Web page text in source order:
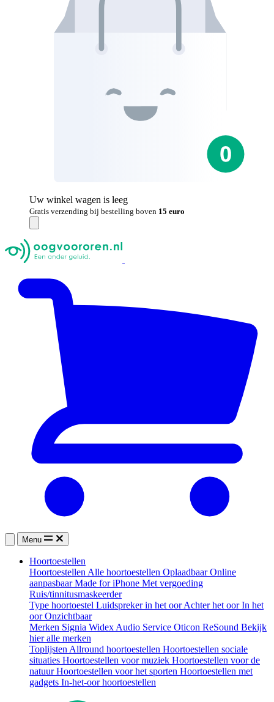
Uw winkel wagen is leeg
Gratis verzending bij bestelling boven 15 euro
Menu
Hoortoestellen
HoortoestellenAlle hoortoestellen OplaadbaarOnline
aanpasbaarMade for iPhone Met vergoeding
Ruis/tinnitusmaskeerder
Type hoortoestel Luidspreker in het oorAchter het oorIn het
oorOnzichtbaar
Merken Signia WidexAudio Service Oticon ReSound Bekijk
hier alle merken
ToplijstenAllround hoortoestellen Hoortoestellen sociale
situaties Hoortoestellen voor muziek Hoortoestellen voor de
natuurHoortoestellen voor het sporten Hoortoestellen met
gadgets In-het-oor hoortoestellen